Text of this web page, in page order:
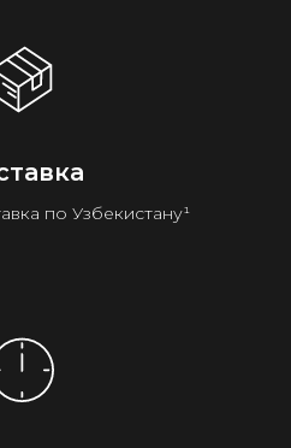
по Узбекистану¹